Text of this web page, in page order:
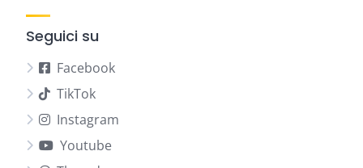
Seguici su
Facebook
TikTok
Instagram
Youtube